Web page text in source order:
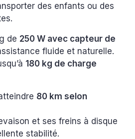
des enfants ou des
de 250 W avec capteur de
fluide et naturelle.
180 kg de charge
80 km selon
et ses freins à disque
stabilité.